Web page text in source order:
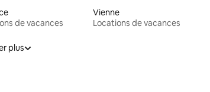
de vacances
Vienne
Locations de vacances
plus